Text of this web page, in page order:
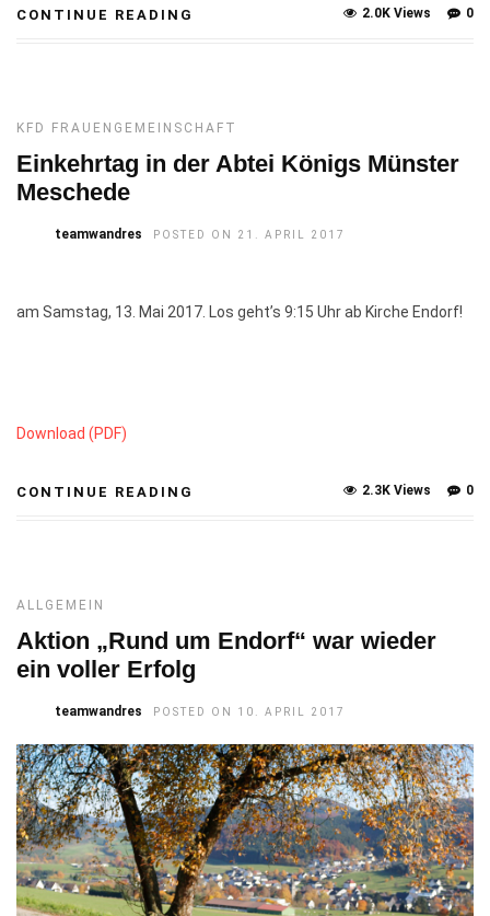
CONTINUE READING 0
2.0K Views
KFD FRAUENGEMEINSCHAFT
Einkehrtag in der Abtei Königs Münster
Meschede
teamwandres POSTED ON 21. APRIL 2017
am Samstag, 13. Mai 2017. Los geht’s 9:15 Uhr ab Kirche Endorf!
Download (PDF)
CONTINUE READING 0
2.3K Views
ALLGEMEIN
Aktion „Rund um Endorf“ war wieder
ein voller Erfolg
teamwandres POSTED ON 10. APRIL 2017